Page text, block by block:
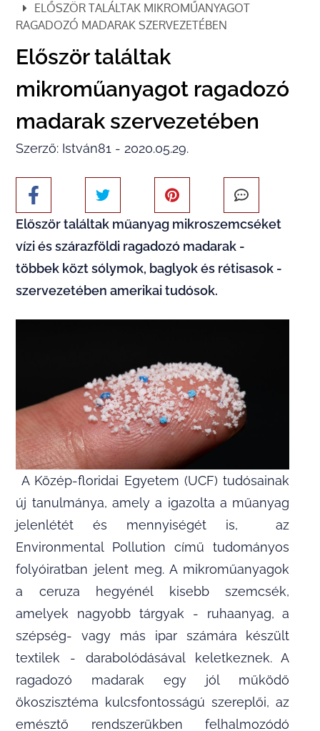
ELŐSZÖR TALÁLTAK MIKROMŰANYAGOT
RAGADOZÓ MADARAK SZERVEZETÉBEN
Először találtak
mikroműanyagot ragadozó
madarak szervezetében
Szerző: István81 - 2020.05.29.
Először találtak műanyag mikroszemcséket
vízi és szárazföldi ragadozó madarak -
többek közt sólymok, baglyok és rétisasok -
szervezetében amerikai tudósok.
A Közép-floridai Egyetem (UCF) tudósainak
új tanulmánya, amely a igazolta a műanyag
jelenlétét és mennyiségét is, az
Environmental Pollution című tudományos
folyóiratban jelent meg. A mikroműanyagok
a ceruza hegyénél kisebb szemcsék,
amelyek nagyobb tárgyak - ruhaanyag, a
szépség- vagy más ipar számára készült
textilek - darabolódásával keletkeznek. A
ragadozó madarak egy jól működő
ökoszisztéma kulcsfontosságú szereplői, az
emésztő rendszerükben felhalmozódó